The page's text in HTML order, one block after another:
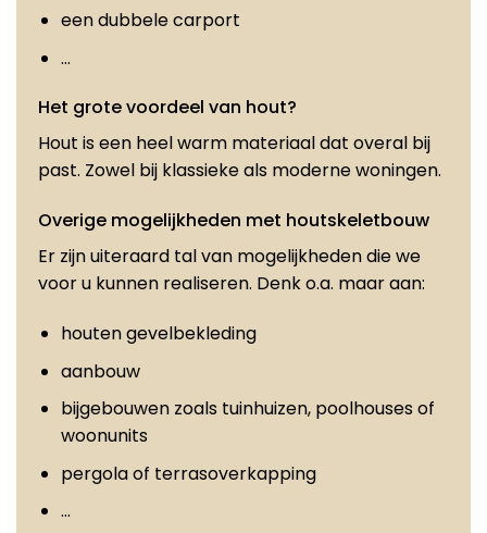
een dubbele carport
…
Het grote voordeel van hout?
Hout is een heel warm materiaal dat overal bij
past. Zowel bij klassieke als moderne woningen.
Overige mogelijkheden met houtskeletbouw
Er zijn uiteraard tal van mogelijkheden die we
voor u kunnen realiseren. Denk o.a. maar aan:
houten gevelbekleding
aanbouw
bijgebouwen zoals tuinhuizen, poolhouses of
woonunits
pergola of terrasoverkapping
…